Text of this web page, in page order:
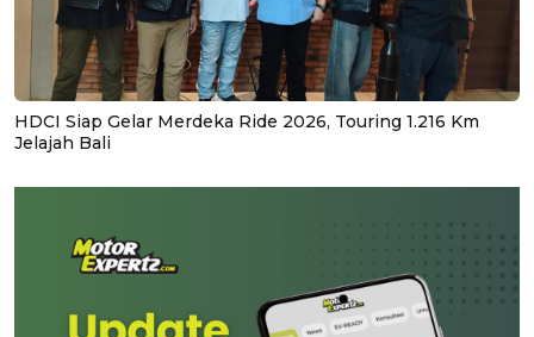
HDCI Siap Gelar Merdeka Ride 2026, Touring 1.216 Km
Jelajah Bali